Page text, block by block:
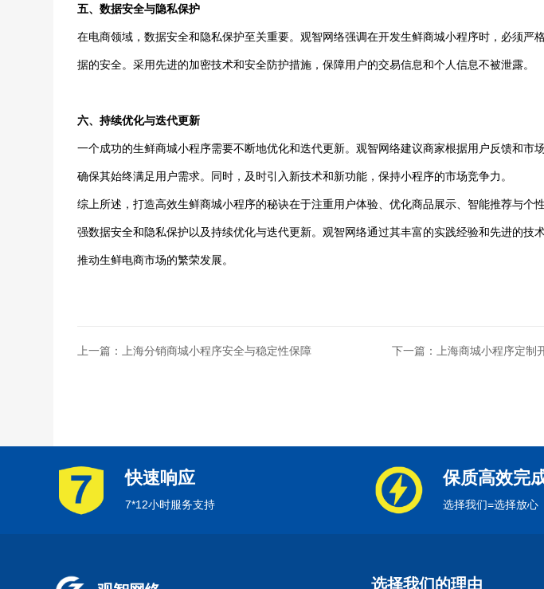
五、数据安全与隐私保护
在电商领域，数据安全和隐私保护至关重要。观智网络强调在开发生鲜商城小程序时，必须严
据的安全。采用先进的加密技术和安全防护措施，保障用户的交易信息和个人信息不被泄露。
六、持续优化与迭代更新
一个成功的生鲜商城小程序需要不断地优化和迭代更新。观智网络建议商家根据用户反馈和市
确保其始终满足用户需求。同时，及时引入新技术和新功能，保持小程序的市场竞争力。
综上所述，打造高效生鲜商城小程序的秘诀在于注重用户体验、优化商品展示、智能推荐与个
强数据安全和隐私保护以及持续优化与迭代更新。观智网络通过其丰富的实践经验和先进的技
推动生鲜电商市场的繁荣发展。
上一篇：上海分销商城小程序安全与稳定性保障 下一篇：上海商城小程序定制
快速响应
7*12小时服务支持
保质高效完
选择我们=选择放心
选择我们的理由